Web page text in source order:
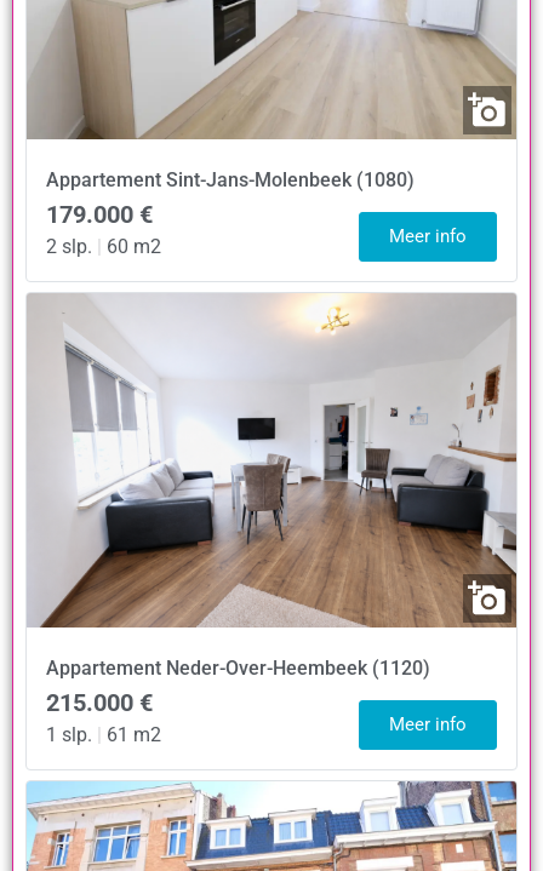
Appartement Sint-Jans-Molenbeek (1080)
179.000 €
2 slp. | 60 m2 Meer info
Appartement Neder-Over-Heembeek (1120)
215.000 €
1 slp. | 61 m2 Meer info